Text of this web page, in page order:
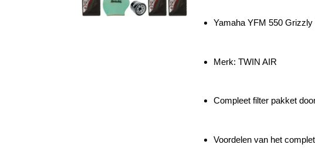
Yamaha YFM 550 Grizzly
Merk: TWIN AIR
Compleet filter pakket
Voordelen van het